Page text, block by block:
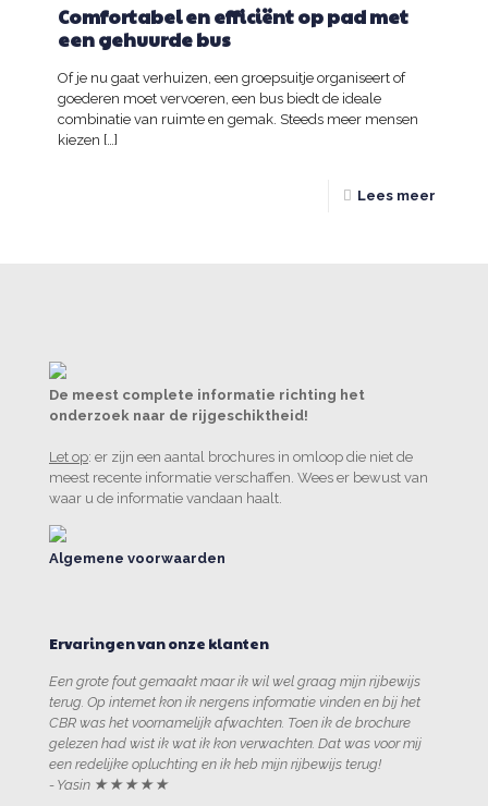
Comfortabel en efficiënt op pad met
een gehuurde bus
Of je nu gaat verhuizen, een groepsuitje organiseert of
goederen moet vervoeren, een bus biedt de ideale
combinatie van ruimte en gemak. Steeds meer mensen
kiezen […]
Lees meer
De meest complete informatie richting het
onderzoek naar de rijgeschiktheid!
Let op: er zijn een aantal brochures in omloop die niet de
meest recente informatie verschaffen. Wees er bewust van
waar u de informatie vandaan haalt.
Algemene voorwaarden
Ervaringen van onze klanten
Een grote fout gemaakt maar ik wil wel graag mijn rijbewijs
terug. Op internet kon ik nergens informatie vinden en bij het
CBR was het voornamelijk afwachten. Toen ik de brochure
gelezen had wist ik wat ik kon verwachten. Dat was voor mij
een redelijke opluchting en ik heb mijn rijbewijs terug!
- Yasin ★★★★★